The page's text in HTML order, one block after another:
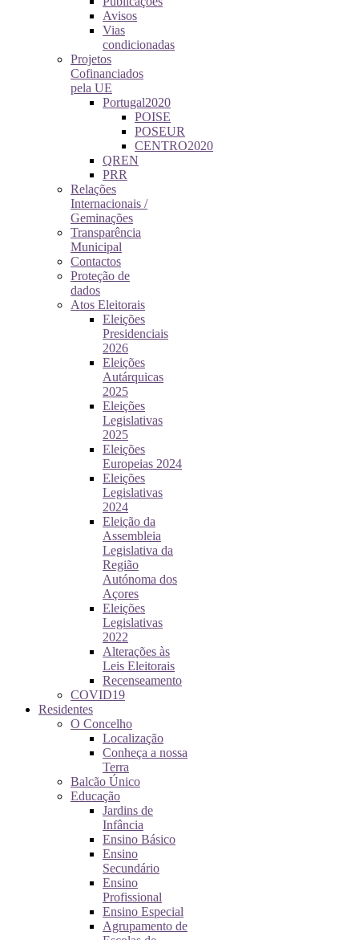
Avisos
Vias
condicionadas
Projetos
Cofinanciados
pela UE
Portugal2020
POISE
POSEUR
CENTRO2020
QREN
PRR
Relações
Internacionais /
Geminações
Transparência
Municipal
Contactos
Proteção de
dados
Atos Eleitorais
Eleições
Presidenciais
2026
Eleições
Autárquicas
2025
Eleições
Legislativas
2025
Eleições
Europeias 2024
Eleições
Legislativas
2024
Eleição da
Assembleia
Legislativa da
Região
Autónoma dos
Açores
Eleições
Legislativas
2022
Alterações às
Leis Eleitorais
Recenseamento
COVID19
Residentes
O Concelho
Localização
Conheça a nossa
Terra
Balcão Único
Educação
Jardins de
Infância
Ensino Básico
Ensino
Secundário
Ensino
Profissional
Ensino Especial
Agrupamento de